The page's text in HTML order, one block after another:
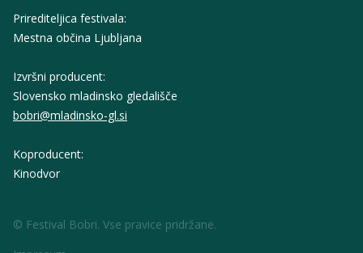
Prirediteljica festivala:
Mestna občina Ljubljana
Izvršni producent:
Slovensko mladinsko gledališče
bobri@mladinsko-gl.si
Koproducent:
Kinodvor
© Festival Bobri. Vse pravice pridržane.